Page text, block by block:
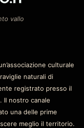
vallo
culturale
naturali di
registrato presso il
Il nostro canale
una delle prime
meglio il territorio.